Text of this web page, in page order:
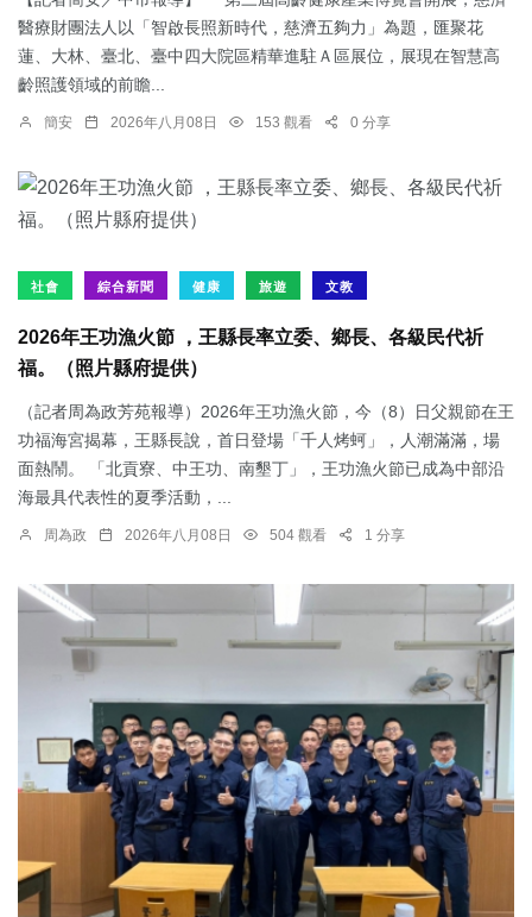
醫療財團法人以「智啟長照新時代，慈濟五夠力」為題，匯聚花
蓮、大林、臺北、臺中四大院區精華進駐Ａ區展位，展現在智慧高
齡照護領域的前瞻...
簡安 2026年八月08日 153 觀看 0 分享
社會 綜合新聞 健康 旅遊 文教
2026年王功漁火節 ，王縣長率立委、鄉長、各級民代祈
福。（照片縣府提供）
（記者周為政芳苑報導）2026年王功漁火節，今（8）日父親節在王
功福海宮揭幕，王縣長說，首日登場「千人烤蚵」，人潮滿滿，場
面熱鬧。 「北貢寮、中王功、南墾丁」，王功漁火節已成為中部沿
海最具代表性的夏季活動，...
周為政 2026年八月08日 504 觀看 1 分享